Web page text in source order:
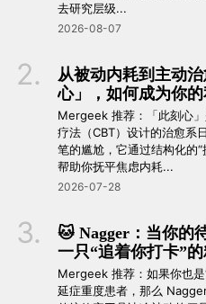
去研究层级...
2026-08-07
从被动内耗到主动
心」，如何成为你
Mergeek 推荐：「此刻心
疗法（CBT）设计的治愈系
笔的尴尬，它通过结构化的“
帮助你抚平焦虑内耗...
2026-07-28
🐱 Nagger：当你的
一只“追着你打卡”
Mergeek 推荐：如果你也
延症重度患者，那么